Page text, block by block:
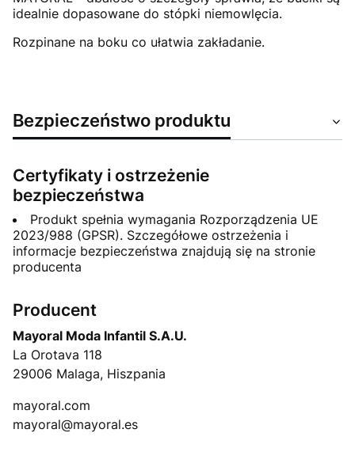
idealnie dopasowane do stópki niemowlęcia.
Rozpinane na boku co ułatwia zakładanie.
Bezpieczeństwo produktu
Certyfikaty i ostrzeżenie
bezpieczeństwa
Produkt spełnia wymagania Rozporządzenia UE
2023/988 (GPSR). Szczegółowe ostrzeżenia i
informacje bezpieczeństwa znajdują się na stronie
producenta
Producent
Mayoral Moda Infantil S.A.U.
La Orotava 118
29006 Malaga, Hiszpania
mayoral.com
mayoral@mayoral.es